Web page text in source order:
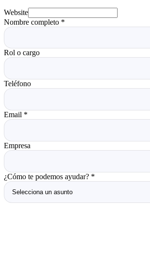
Website
Nombre completo *
Rol o cargo
Teléfono
Email *
Empresa
¿Cómo te podemos ayudar? *